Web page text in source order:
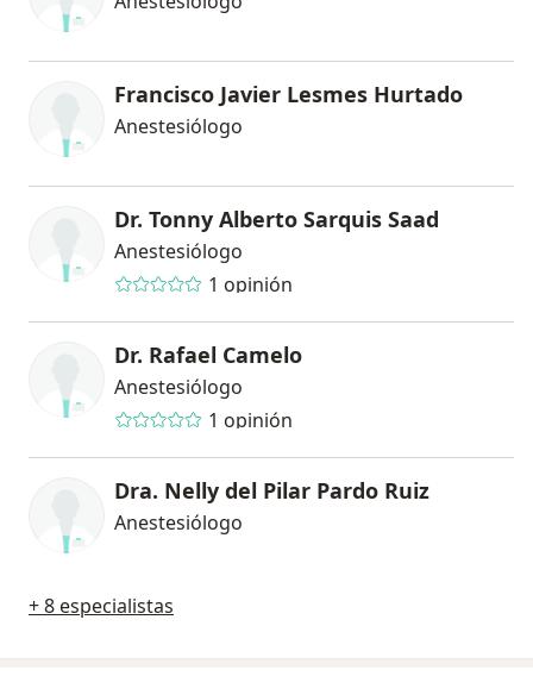
Francisco Javier Lesmes Hurtado
Anestesiólogo
Dr. Tonny Alberto Sarquis Saad
Anestesiólogo
1 opinión
Dr. Rafael Camelo
Anestesiólogo
1 opinión
Dra. Nelly del Pilar Pardo Ruiz
Anestesiólogo
+ 8 especialistas